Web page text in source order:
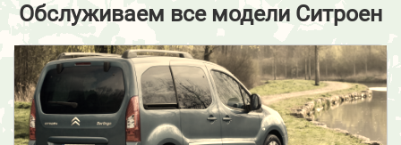
Обслуживаем все модели Ситроен